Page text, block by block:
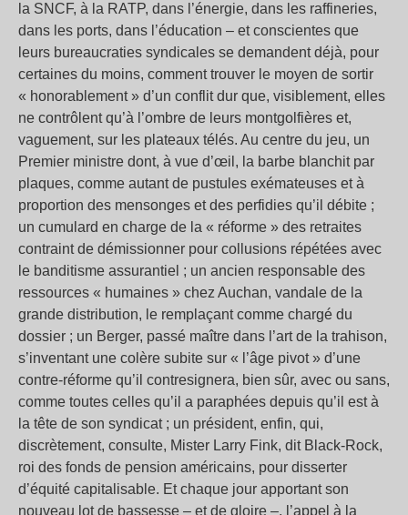
la SNCF, à la RATP, dans l’énergie, dans les raffineries,
dans les ports, dans l’éducation – et conscientes que
leurs bureaucraties syndicales se demandent déjà, pour
certaines du moins, comment trouver le moyen de sortir
« honorablement » d’un conflit dur que, visiblement, elles
ne contrôlent qu’à l’ombre de leurs montgolfières et,
vaguement, sur les plateaux télés. Au centre du jeu, un
Premier ministre dont, à vue d’œil, la barbe blanchit par
plaques, comme autant de pustules exémateuses et à
proportion des mensonges et des perfidies qu’il débite ;
un cumulard en charge de la « réforme » des retraites
contraint de démissionner pour collusions répétées avec
le banditisme assurantiel ; un ancien responsable des
ressources « humaines » chez Auchan, vandale de la
grande distribution, le remplaçant comme chargé du
dossier ; un Berger, passé maître dans l’art de la trahison,
s’inventant une colère subite sur « l’âge pivot » d’une
contre-réforme qu’il contresignera, bien sûr, avec ou sans,
comme toutes celles qu’il a paraphées depuis qu’il est à
la tête de son syndicat ; un président, enfin, qui,
discrètement, consulte, Mister Larry Fink, dit Black-Rock,
roi des fonds de pension américains, pour disserter
d’équité capitalisable. Et chaque jour apportant son
nouveau lot de bassesse – et de gloire –, l’appel à la